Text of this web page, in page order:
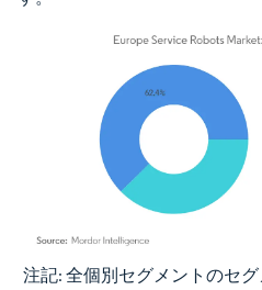
画像 © Mordor Intelligence。再利用には
注記: 全個別セグメントのセ